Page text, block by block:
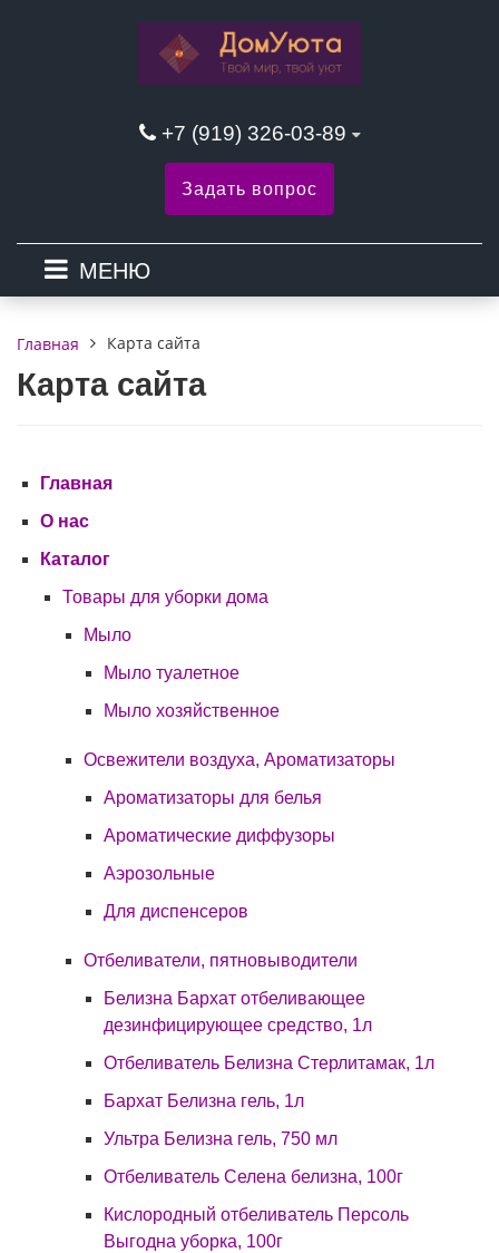
+7 (919) 326-03-89
Задать вопрос
МЕНЮ
Главная Карта сайта
Карта сайта
Главная
О нас
Каталог
Товары для уборки дома
Мыло
Мыло туалетное
Мыло хозяйственное
Освежители воздуха, Ароматизаторы
Ароматизаторы для белья
Ароматические диффузоры
Аэрозольные
Для диспенсеров
Отбеливатели, пятновыводители
Белизна Бархат отбеливающее
дезинфицирующее средство, 1л
Отбеливатель Белизна Стерлитамак, 1л
Бархат Белизна гель, 1л
Ультра Белизна гель, 750 мл
Отбеливатель Селена белизна, 100г
Кислородный отбеливатель Персоль
Выгодна уборка, 100г